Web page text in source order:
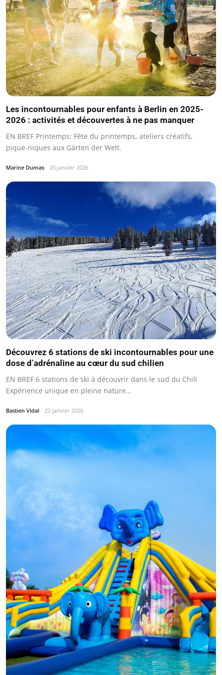
Les incontournables pour enfants à Berlin en 2025-
2026 : activités et découvertes à ne pas manquer
EN BREF Printemps: Fête du printemps, ateliers créatifs,
pique-niques aux Gärten der Welt.
Marine Dumas 25 janvier 2026
Découvrez 6 stations de ski incontournables pour une
dose d’adrénaline au cœur du sud chilien
EN BREF 6 stations de ski à découvrir dans le sud du Chili
Expérience unique en pleine nature…
Bastien Vidal 22 janvier 2026